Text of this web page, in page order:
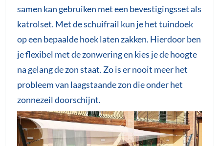
samen kan gebruiken met een bevestigingsset als
katrolset. Met de schuifrail kun je het tuindoek
op een bepaalde hoek laten zakken. Hierdoor ben
je flexibel met de zonwering en kies je de hoogte
na gelang de zon staat. Zo is er nooit meer het
probleem van laagstaande zon die onder het
zonnezeil doorschijnt.